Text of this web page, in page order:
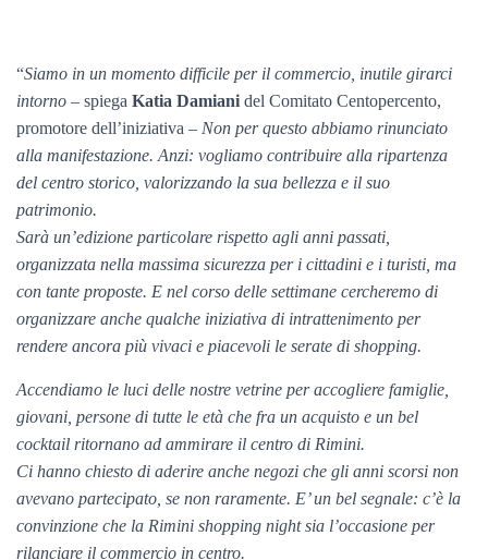
“Siamo in un momento difficile per il commercio, inutile girarci
intorno – spiega Katia Damiani del Comitato Centopercento,
promotore dell’iniziativa – Non per questo abbiamo rinunciato
alla manifestazione. Anzi: vogliamo contribuire alla ripartenza
del centro storico, valorizzando la sua bellezza e il suo
patrimonio.
Sarà un’edizione particolare rispetto agli anni passati,
organizzata nella massima sicurezza per i cittadini e i turisti, ma
con tante proposte. E nel corso delle settimane cercheremo di
organizzare anche qualche iniziativa di intrattenimento per
rendere ancora più vivaci e piacevoli le serate di shopping.
Accendiamo le luci delle nostre vetrine per accogliere famiglie,
giovani, persone di tutte le età che fra un acquisto e un bel
cocktail ritornano ad ammirare il centro di Rimini.
Ci hanno chiesto di aderire anche negozi che gli anni scorsi non
avevano partecipato, se non raramente. E’ un bel segnale: c’è la
convinzione che la Rimini shopping night sia l’occasione per
rilanciare il commercio in centro.